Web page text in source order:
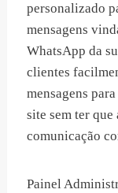
personalizado
mensagens
WhatsApp da
clientes
mensagens
site sem ter
comunicação
Painel